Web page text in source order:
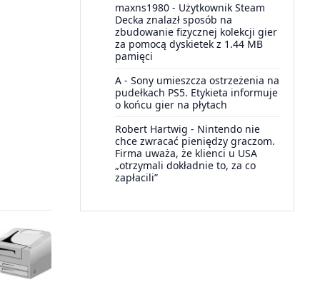
maxns1980 - Użytkownik Steam
Decka znalazł sposób na
zbudowanie fizycznej kolekcji gier
za pomocą dyskietek z 1.44 MB
pamięci
A - Sony umieszcza ostrzeżenia na
pudełkach PS5. Etykieta informuje
o końcu gier na płytach
Robert Hartwig - Nintendo nie
chce zwracać pieniędzy graczom.
Firma uważa, że klienci u USA
„otrzymali dokładnie to, za co
zapłacili”